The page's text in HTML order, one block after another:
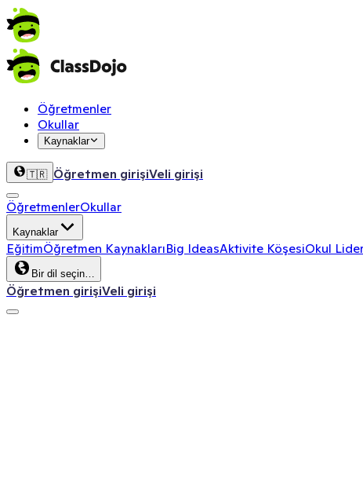
Öğretmenler
Okullar
Kaynaklar
🇹🇷 Öğretmen girişiVeli girişi
ÖğretmenlerOkullar
Kaynaklar
EğitimÖğretmen KaynaklarıBig IdeasAktivite KöşesiOkul
Bir dil seçin…
Öğretmen girişiVeli girişi